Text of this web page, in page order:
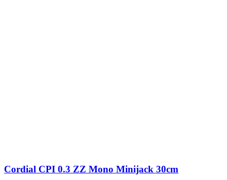
Cordial CPI 0.3 ZZ Mono Minijack 30cm